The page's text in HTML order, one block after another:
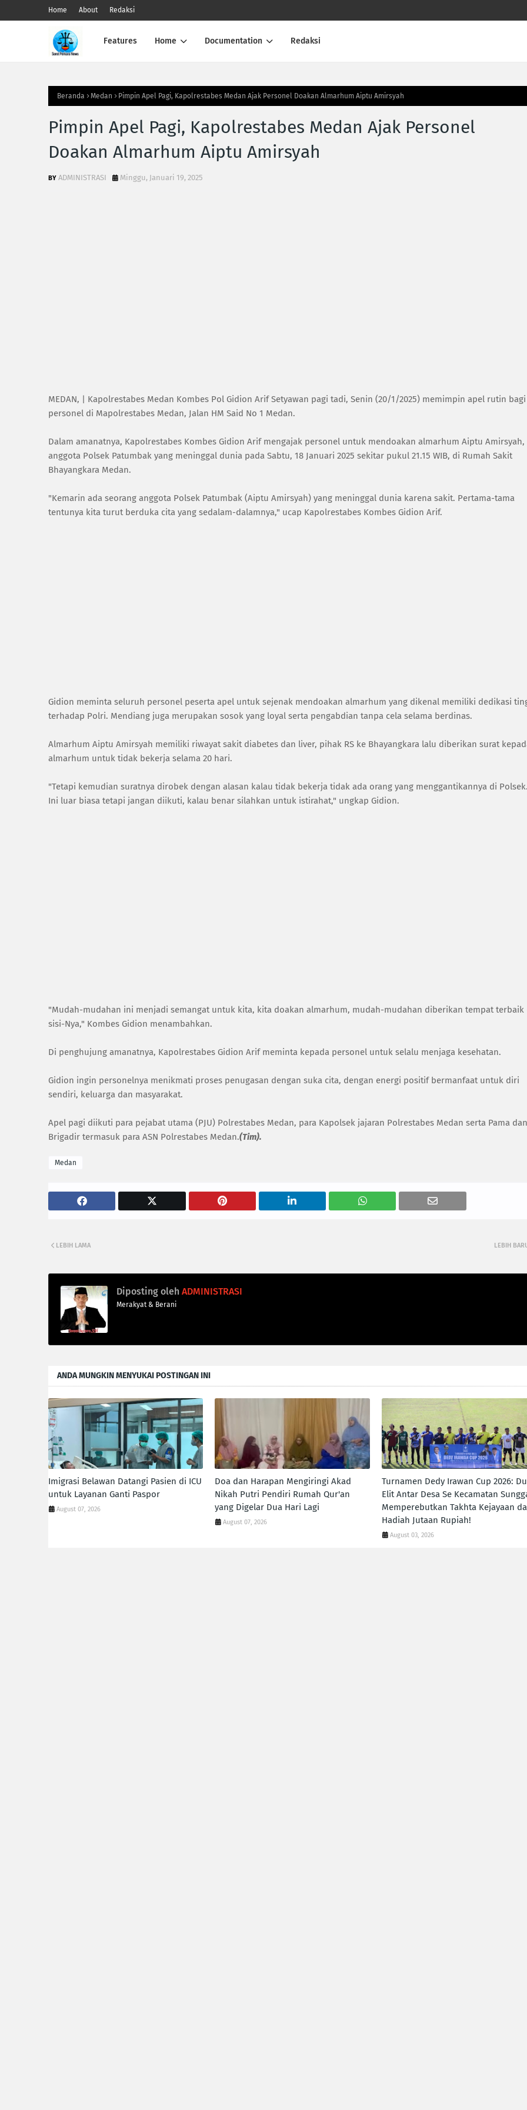
Home About Redaksi
Features Home Documentation Redaksi
Beranda Medan Pimpin Apel Pagi, Kapolrestabes Medan Ajak Personel Doakan Almarhum Aiptu Amirsyah
Pimpin Apel Pagi, Kapolrestabes Medan Ajak Personel
Doakan Almarhum Aiptu Amirsyah
ADMINISTRASI Minggu, Januari 19, 2025
MEDAN, | Kapolrestabes Medan Kombes Pol Gidion Arif Setyawan pagi tadi, Senin (20/1/2025) memimpin apel rutin bagi
personel di Mapolrestabes Medan, Jalan HM Said No 1 Medan.
Dalam amanatnya, Kapolrestabes Kombes Gidion Arif mengajak personel untuk mendoakan almarhum Aiptu Amirsyah,
anggota Polsek Patumbak yang meninggal dunia pada Sabtu, 18 Januari 2025 sekitar pukul 21.15 WIB, di Rumah Sakit
Bhayangkara Medan.
"Kemarin ada seorang anggota Polsek Patumbak (Aiptu Amirsyah) yang meninggal dunia karena sakit. Pertama-tama
tentunya kita turut berduka cita yang sedalam-dalamnya," ucap Kapolrestabes Kombes Gidion Arif.
Gidion meminta seluruh personel peserta apel untuk sejenak mendoakan almarhum yang dikenal memiliki dedikasi
terhadap Polri. Mendiang juga merupakan sosok yang loyal serta pengabdian tanpa cela selama berdinas.
Almarhum Aiptu Amirsyah memiliki riwayat sakit diabetes dan liver, pihak RS ke Bhayangkara lalu diberikan surat
almarhum untuk tidak bekerja selama 20 hari.
"Tetapi kemudian suratnya dirobek dengan alasan kalau tidak bekerja tidak ada orang yang menggantikannya di
Ini luar biasa tetapi jangan diikuti, kalau benar silahkan untuk istirahat," ungkap Gidion.
"Mudah-mudahan ini menjadi semangat untuk kita, kita doakan almarhum, mudah-mudahan diberikan tempat terbaik
sisi-Nya," Kombes Gidion menambahkan.
Di penghujung amanatnya, Kapolrestabes Gidion Arif meminta kepada personel untuk selalu menjaga kesehatan.
Gidion ingin personelnya menikmati proses penugasan dengan suka cita, dengan energi positif bermanfaat untuk diri
sendiri, keluarga dan masyarakat.
Apel pagi diikuti para pejabat utama (PJU) Polrestabes Medan, para Kapolsek jajaran Polrestabes Medan serta Pama dan
Brigadir termasuk para ASN Polrestabes Medan.(Tim).
Medan
LEBIH
LEBIH LAMA
Diposting oleh ADMINISTRASI
Merakyat & Berani
ANDA MUNGKIN MENYUKAI POSTINGAN INI
Imigrasi Belawan Datangi Pasien di ICU
untuk Layanan Ganti Paspor
August 07, 2026
Doa dan Harapan Mengiringi Akad
Nikah Putri Pendiri Rumah Qur'an
yang Digelar Dua Hari Lagi
August 07, 2026
Turnamen Dedy Irawan Cup 2026:
Elit Antar Desa Se Kecamatan
Memperebutkan Takhta Kejayaan
Hadiah Jutaan Rupiah!
August 03, 2026